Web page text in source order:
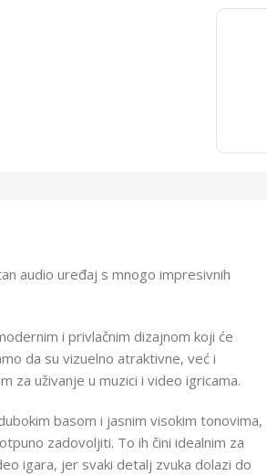
audio uređaj s mnogo impresivnih
i privlačnim dizajnom koji će
da su vizuelno atraktivne, već i
za uživanje u muzici i video igricama.
basom i jasnim visokim tonovima,
zadovoljiti. To ih čini idealnim za
igara, jer svaki detalj zvuka dolazi do